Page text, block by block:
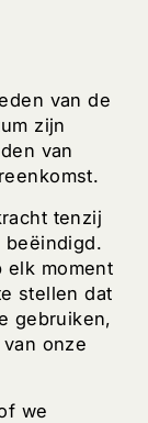
van de
zijn
van
tenzij
elk moment
stellen dat
gebruiken,
onze
we